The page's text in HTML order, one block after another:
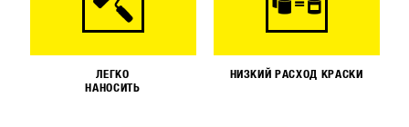
ЛЕГКО
НАНОСИТЬ
НИЗКИЙ РАСХОД КРАСКИ